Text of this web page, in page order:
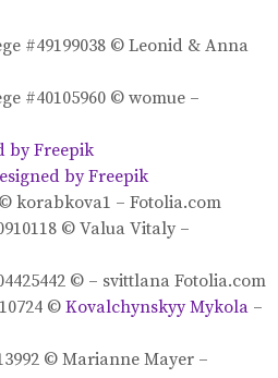
#49199038 © Leonid & Anna
#40105960 © womue –
by Freepik
by Freepik
korabkova1 – Fotolia.com
© Valua Vitaly –
© – svittlana Fotolia.com
©Kovalchynskyy Mykola –
© Marianne Mayer –